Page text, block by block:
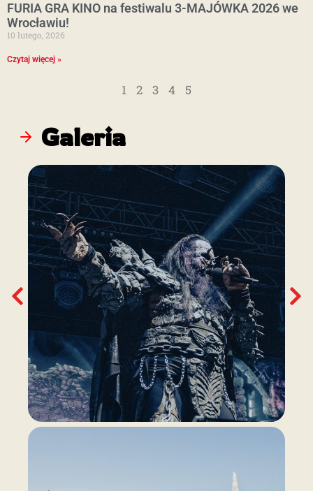
FURIA GRA KINO na festiwalu 3-MAJÓWKA 2026 we
Wrocławiu!
10 lutego, 2026
Czytaj więcej »
1 2 3 4 5
Galeria